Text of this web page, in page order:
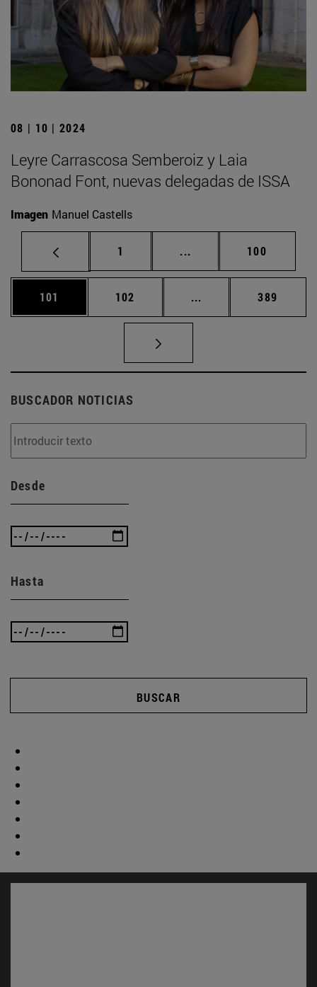
08 | 10 | 2024
Leyre Carrascosa Semberoiz y Laia
Bononad Font, nuevas delegadas de ISSA
Imagen Manuel Castells
Página
1 ... Páginas intermedias
Página
100
Página
101 Página
102 ... Páginas intermedias
Página
389
BUSCADOR NOTICIAS
Desde
Hasta
BUSCAR